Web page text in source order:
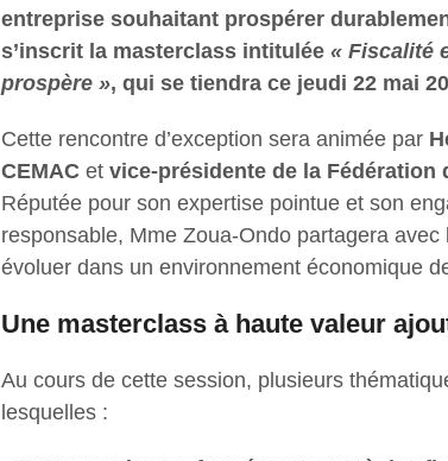
entreprise souhaitant prospérer
s’inscrit la masterclass intitulée« Fiscalité
prospère », qui se tiendra ce jeudi 22 mai
Cette rencontre d’exception sera animée par
CEMAC etvice-présidente de la Fédération
Réputée pour son expertise pointue et son
responsable, Mme Zoua-Ondo partagera
évoluer dans un environnement économique
Une masterclass à haute valeur
Au cours de cette session, plusieurs
lesquelles :